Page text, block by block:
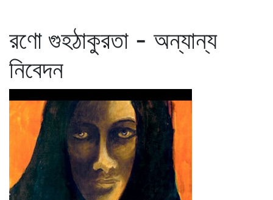
রণো গুহঠাকুরতা - অন্যান্য
নিবেদন